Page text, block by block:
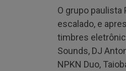
O grupo paulista
escalado, e
timbres
Sounds, DJ
NPKN Duo,